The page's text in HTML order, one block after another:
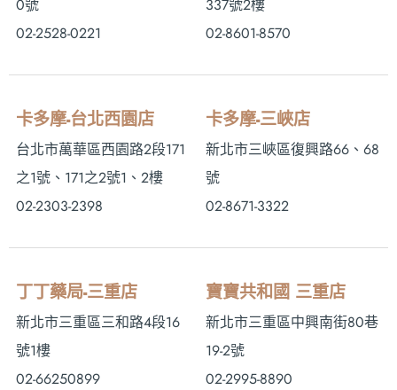
0號
02-2528-0221
337號2樓
02-8601-8570
卡多摩-台北西園店
台北市萬華區西園路2段171
之1號、171之2號1、2樓
02-2303-2398
卡多摩-三峽店
新北市三峽區復興路66、68
號
02-8671-3322
丁丁藥局-三重店
新北市三重區三和路4段16
號1樓
02-66250899
寶寶共和國 三重店
新北市三重區中興南街80巷
19-2號
02-2995-8890